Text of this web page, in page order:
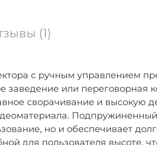
(1)
с ручным управлением
или переговорная
сворачивание и высокую
Подпружиненный
но и обеспечивает
для пользователя высоте,